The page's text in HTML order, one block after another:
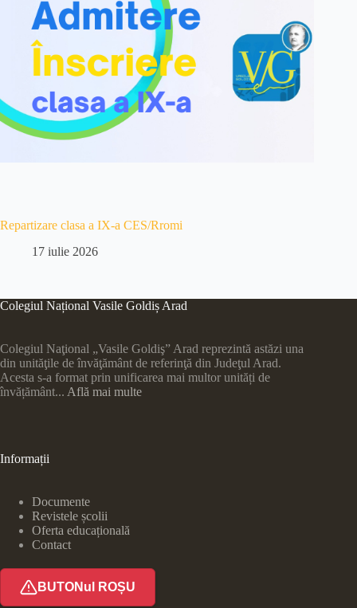
Repartizare clasa a IX-a CES/Rromi
17 iulie 2026
Colegiul Național Vasile Goldiș Arad
Colegiul Naţional „Vasile Goldiş” Arad reprezintă astăzi una
din unităţile de învăţământ de referinţă din Judeţul Arad.
Acesta s-a format prin unificarea mai multor unități de
învățământ... Află mai multe
Informații
Documente
Revistele școlii
Oferta educațională
Contact
BUTONul ROȘU